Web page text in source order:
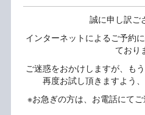
誠に申し訳ご
インターネットによるご予約
ており
ご迷惑をおかけしますが、も
再度お試し頂きますよう
※お急ぎの方は、お電話にて